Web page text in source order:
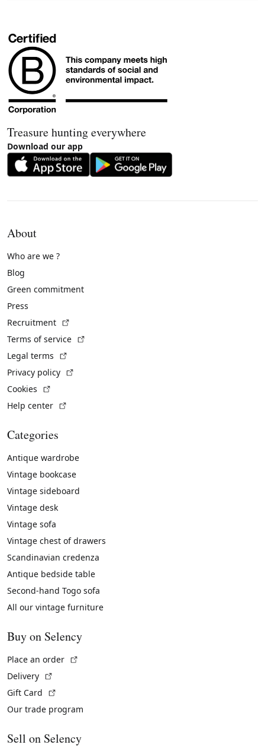
Treasure hunting everywhere
Download our app
About
Who are we ?
Blog
Green commitment
Press
Recruitment
Terms of service
Legal terms
Privacy policy
Cookies
Help center
Categories
Antique wardrobe
Vintage bookcase
Vintage sideboard
Vintage desk
Vintage sofa
Vintage chest of drawers
Scandinavian credenza
Antique bedside table
Second-hand Togo sofa
All our vintage furniture
Buy on Selency
Place an order
Delivery
Gift Card
Our trade program
Sell on Selency